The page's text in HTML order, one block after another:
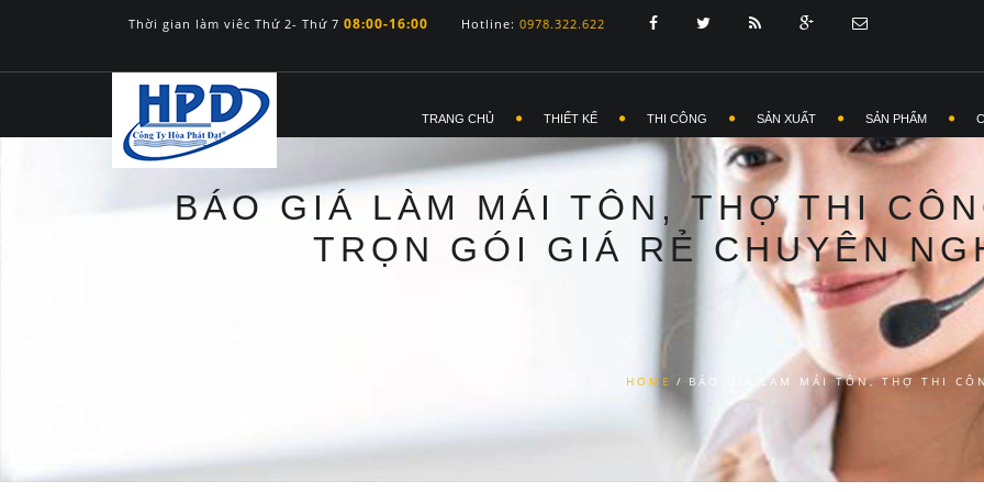
Thời gian làm viêc Thứ 2- Thứ 7 08:00-16:00 Hotline: 0978.322.622
TRANG CHỦ THIẾT KẾ THI CÔNG SẢN XUẤT SẢN PHẨM
BÁO GIÁ LÀM MÁI TÔN, THỢ THI
TRỌN GÓI GIÁ RẺ CHUYÊN
HOME / BÁO GIÁ LÀM MÁI TÔN, THỢ THI